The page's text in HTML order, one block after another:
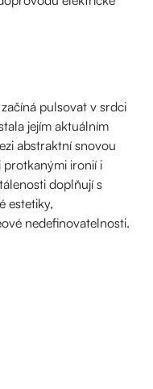
pulsovat v srdci
jejím aktuálním
abstraktní snovou
protkanými ironií i
doplňují s
estetiky,
nedefinovatelnosti.